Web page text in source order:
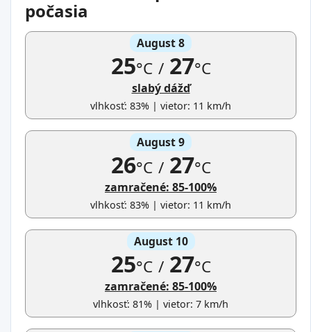
počasia
August 8
25°C /27°C
slabý dážď
vlhkosť: 83% | vietor: 11 km/h
August 9
26°C /27°C
zamračené: 85-100%
vlhkosť: 83% | vietor: 11 km/h
August 10
25°C /27°C
zamračené: 85-100%
vlhkosť: 81% | vietor: 7 km/h